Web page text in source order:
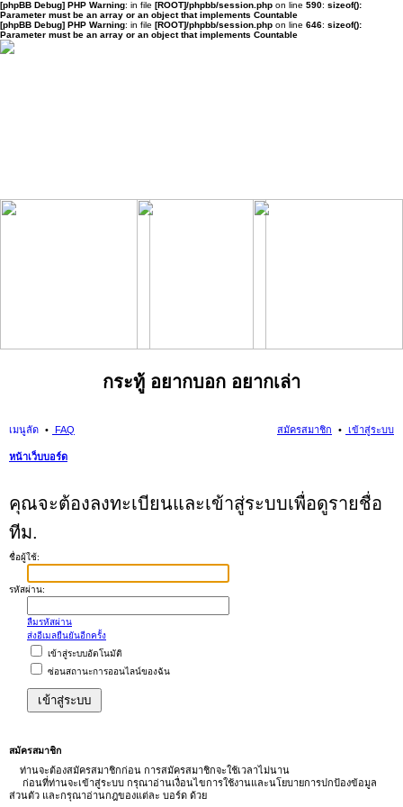
[phpBB Debug] PHP Warning: in file [ROOT]/phpbb/session.php on line 590: sizeof():
Parameter must be an array or an object that implements Countable
[phpBB Debug] PHP Warning: in file [ROOT]/phpbb/session.php on line 646: sizeof():
Parameter must be an array or an object that implements Countable
กระทู้ อยากบอก อยากเล่า
เมนูลัด FAQ เข้าสู่ระบบ
สมัครสมาชิก
หน้าเว็บบอร์ด
คุณจะต้องลงทะเบียนและเข้าสู่ระบบเพื่อดูรายชื่อ
ทีม.
ชื่อผู้ใช้:
รหัสผ่าน:
ลืมรหัสผ่าน
ส่งอีเมลยืนยันอีกครั้ง
เข้าสู่ระบบอัตโนมัติ
ซ่อนสถานะการออนไลน์ของฉัน
สมัครสมาชิก
ท่านจะต้องสมัครสมาชิกก่อน การสมัครสมาชิกจะใช้เวลาไม่นาน
ก่อนที่ท่านจะเข้าสู่ระบบ กรุณาอ่านเงื่อนไขการใช้งานและนโยบายการปกป้องข้อมูล
ส่วนตัว และกรุณาอ่านกฎของแต่ละ บอร์ด ด้วย